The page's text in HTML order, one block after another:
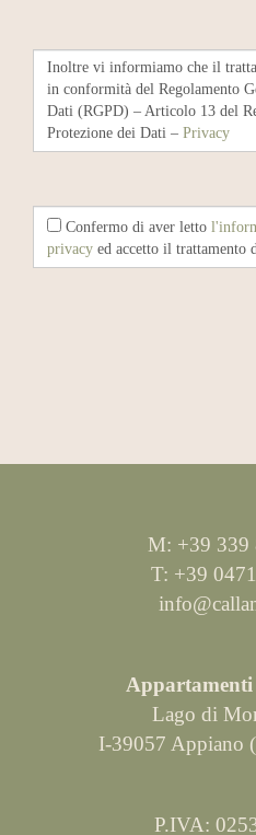
Inoltre vi informiamo che il
in conformità del Regolamento
Dati (RGPD) – Articolo 13 del
Protezione dei Dati – Privacy
Confermo di aver letto
privacy ed accetto il trattamento
M: +39 339
T: +39
Appartamenti
Lago di
I-39057 Appiano
P.IVA: